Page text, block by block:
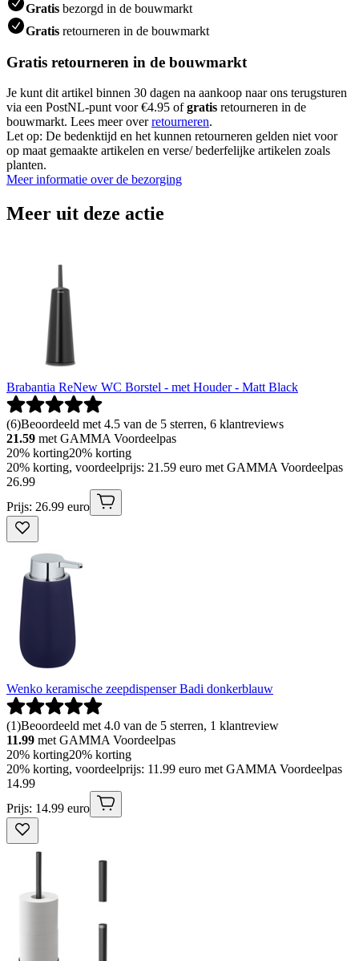
Gratis bezorgd in de bouwmarkt
Gratis retourneren in de bouwmarkt
Gratis retourneren in de bouwmarkt
Je kunt dit artikel binnen 30 dagen na aankoop naar ons terugsturen
via een PostNL-punt voor €4.95 ofgratis retourneren in de
bouwmarkt. Lees meer overretourneren.
Let op: De bedenktijd en het kunnen retourneren gelden niet voor
op maat gemaakte artikelen en verse/ bederfelijke artikelen zoals
planten.
Meer informatie over de bezorging
Meer uit deze actie
Brabantia ReNew WC Borstel - met Houder - Matt Black
(6)Beoordeeld met 4.5 van de 5 sterren, 6 klantreviews
21.59 met GAMMA Voordeelpas
20% korting20% korting
20% korting, voordeelprijs: 21.59 euro met GAMMA Voordeelpas
26.99
Prijs: 26.99 euro
Wenko keramische zeepdispenser Badi donkerblauw
(1)Beoordeeld met 4.0 van de 5 sterren, 1 klantreview
11.99 met GAMMA Voordeelpas
20% korting20% korting
20% korting, voordeelprijs: 11.99 euro met GAMMA Voordeelpas
14.99
Prijs: 14.99 euro